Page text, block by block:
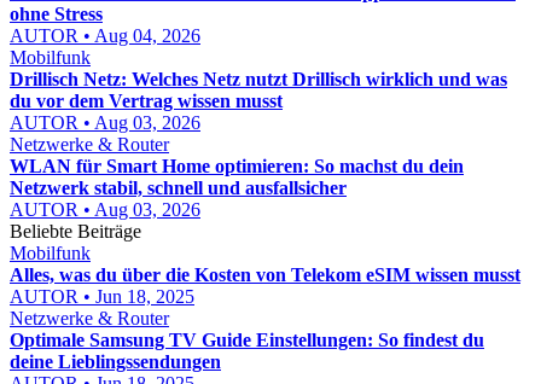
ohne Stress
AUTOR • Aug 04, 2026
Mobilfunk
Drillisch Netz: Welches Netz nutzt Drillisch wirklich und was
du vor dem Vertrag wissen musst
AUTOR • Aug 03, 2026
Netzwerke & Router
WLAN für Smart Home optimieren: So machst du dein
Netzwerk stabil, schnell und ausfallsicher
AUTOR • Aug 03, 2026
Beliebte Beiträge
Mobilfunk
Alles, was du über die Kosten von Telekom eSIM wissen musst
AUTOR • Jun 18, 2025
Netzwerke & Router
Optimale Samsung TV Guide Einstellungen: So findest du
deine Lieblingssendungen